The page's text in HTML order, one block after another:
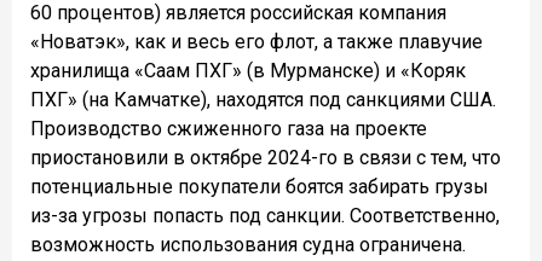
60 процентов) является российская компания
«Новатэк», как и весь его флот, а также плавучие
хранилища «Саам ПХГ» (в Мурманске) и «Коряк
ПХГ» (на Камчатке), находятся под санкциями США.
Производство сжиженного газа на проекте
приостановили в октябре 2024-го в связи с тем, что
потенциальные покупатели боятся забирать грузы
из-за угрозы попасть под санкции. Соответственно,
возможность использования судна ограничена.